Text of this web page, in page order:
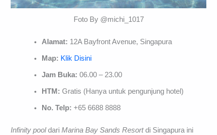
Foto By @michi_1017
Alamat: 12A Bayfront Avenue, Singapura
Map: Klik Disini
Jam Buka:06.00 – 23.00
HTM:Gratis (Hanya untuk pengunjung hotel)
No. Telp:+65 6688 8888
Infinity pooldariMarina Bay Sands Resortdi Singapura ini